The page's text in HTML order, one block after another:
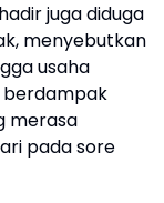
juga diduga
menyebutkan
usaha
berdampak
merasa
pada sore